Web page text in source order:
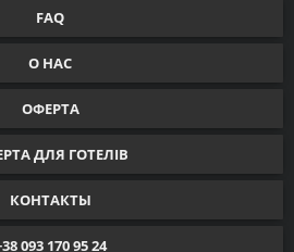
FAQ
О НАС
ОФЕРТА
ДЛЯ ГОТЕЛІВ
КОНТАКТЫ
093 170 95 24